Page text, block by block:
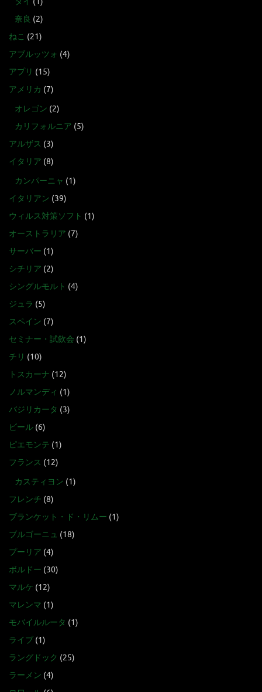
奈良 (2)
ねこ (21)
アブルッツォ (4)
アプリ (15)
アメリカ (7)
オレゴン (2)
カリフォルニア (5)
アルザス (3)
イタリア (8)
カンパーニャ (1)
イタリアン (39)
ウィルス対策ソフト (1)
オーストラリア (7)
サーバー (1)
シチリア (2)
シングルモルト (4)
ジュラ (5)
スペイン (7)
セミナー・試飲会 (1)
チリ (10)
トスカーナ (12)
ノルマンディ (1)
バジリカータ (3)
ビール (6)
ピエモンテ (1)
フランス (12)
カスティヨン (1)
フレンチ (8)
ブランケット・ド・リムー (1)
ブルゴーニュ (18)
プーリア (4)
ボルドー (30)
マルケ (12)
マレンマ (1)
モバイルルータ (1)
ライブ (1)
ラングドック (25)
ラーメン (4)